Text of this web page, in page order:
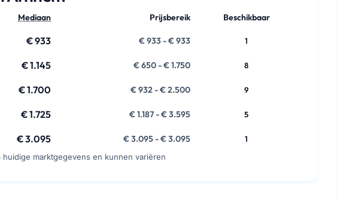
Mediaan Prijsbereik Beschikbaar
€ 933 € 933 - € 933 1
€ 1.145 € 650 - € 1.750 8
€ 1.700 € 932 - € 2.500 9
€ 1.725 € 1.187 - € 3.595 5
€ 3.095 € 3.095 - € 3.095
1
marktgegevens en kunnen variëren